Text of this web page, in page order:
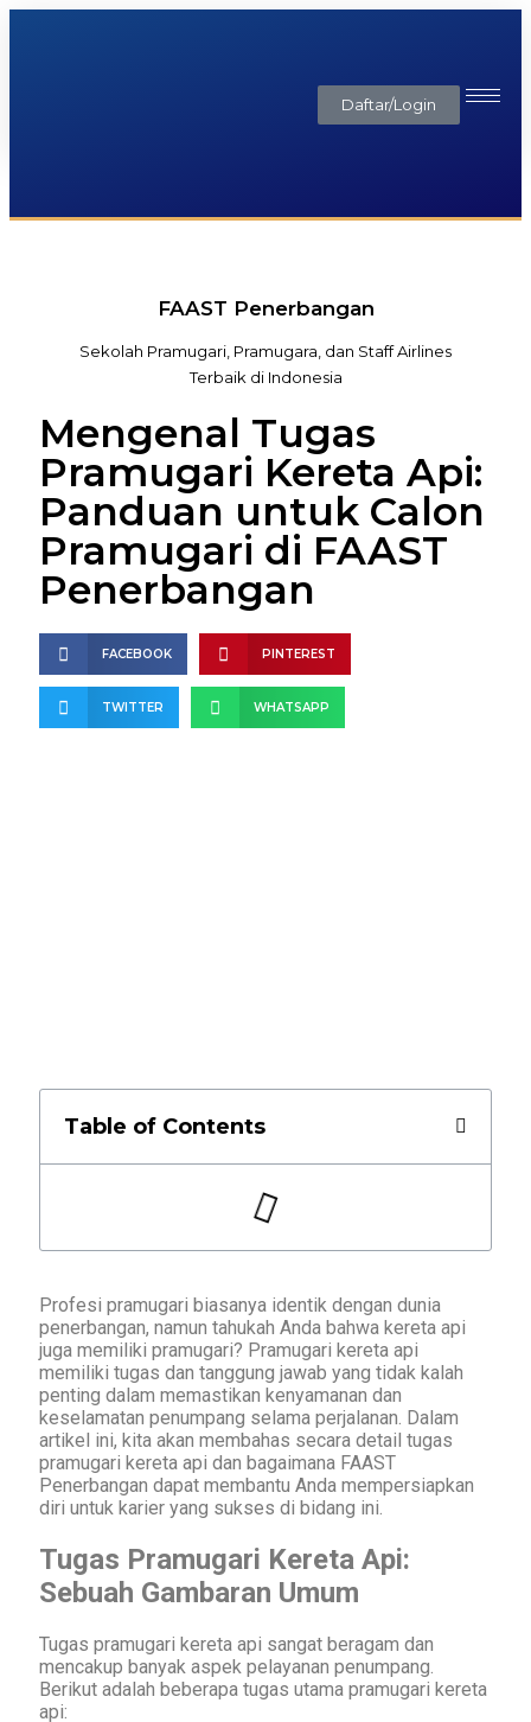
Daftar/Login
FAAST Penerbangan
Sekolah Pramugari, Pramugara, dan Staff Airlines
Terbaik di Indonesia
Mengenal Tugas
Pramugari Kereta Api:
Panduan untuk Calon
Pramugari di FAAST
Penerbangan
FACEBOOK PINTEREST
TWITTER WHATSAPP
Table of Contents
Profesi pramugari biasanya identik dengan dunia
penerbangan, namun tahukah Anda bahwa kereta api
juga memiliki pramugari? Pramugari kereta api
memiliki tugas dan tanggung jawab yang tidak kalah
penting dalam memastikan kenyamanan dan
keselamatan penumpang selama perjalanan. Dalam
artikel ini, kita akan membahas secara detail tugas
pramugari kereta api dan bagaimana FAAST
Penerbangan dapat membantu Anda mempersiapkan
diri untuk karier yang sukses di bidang ini.
Tugas Pramugari Kereta Api:
Sebuah Gambaran Umum
Tugas pramugari kereta api sangat beragam dan
mencakup banyak aspek pelayanan penumpang.
Berikut adalah beberapa tugas utama pramugari kereta
api: